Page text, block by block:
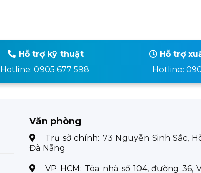
Hỗ trợ kỹ thuật
Hotline: 0905 677 598
Hỗ trợ
Hotline:
Văn phòng
Trụ sở chính: 73 Nguyễn Sinh Sắc,
Đà Nẵng
VP HCM: Tòa nhà số 104, đường 36,